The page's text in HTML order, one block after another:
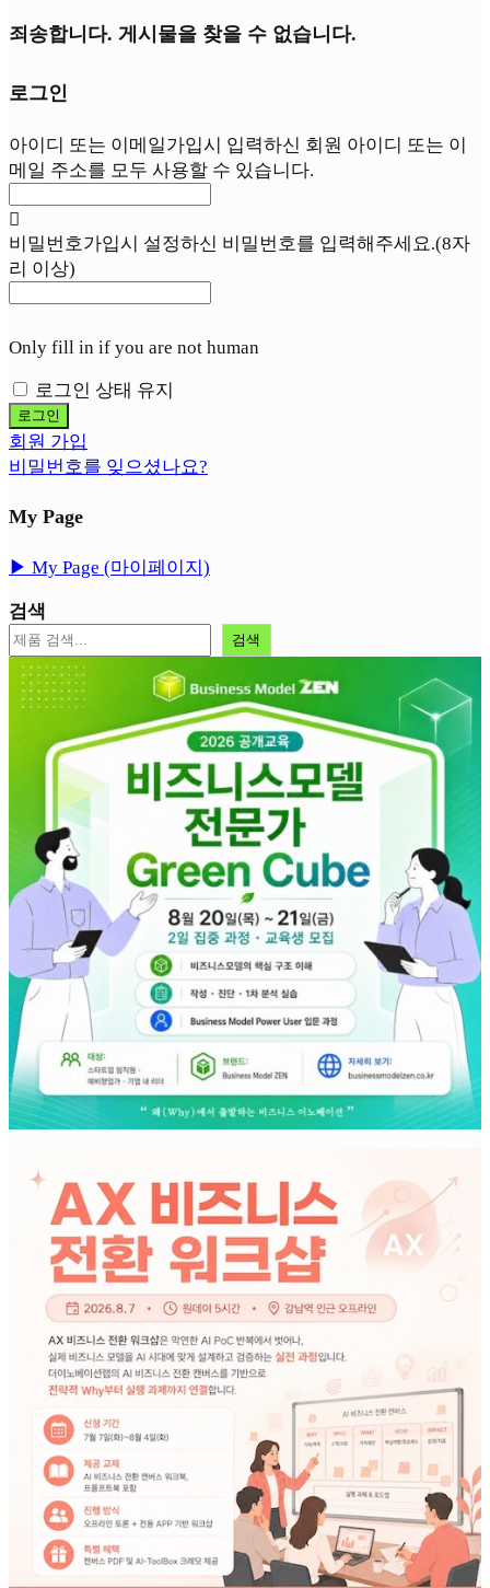
죄송합니다. 게시물을 찾을 수 없습니다.
로그인
아이디 또는 이메일가입시 입력하신 회원 아이디 또는 이
메일 주소를 모두 사용할 수 있습니다.
비밀번호가입시 설정하신 비밀번호를 입력해주세요.(8자
리 이상)
Only fill in if you are not human
로그인 상태 유지
회원 가입
비밀번호를 잊으셨나요?
My Page
▶︎ My Page (마이페이지)
검색
검색